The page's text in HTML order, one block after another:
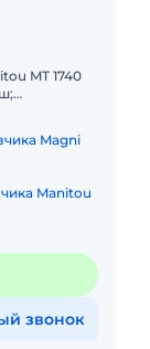
Magni
Manitou
звонок